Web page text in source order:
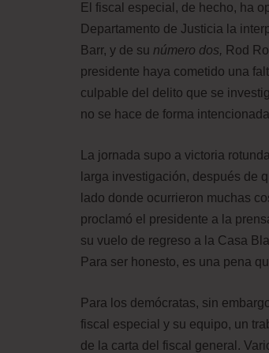
El fiscal especial, de hecho, ha
Departamento de Justicia la
Barr, y de su número dos, Rod
presidente haya cometido una
culpable del delito que se
no se hace de forma
La jornada supo a victoria
larga investigación, después de
lado donde ocurrieron muchas
proclamó el presidente a la
su vuelo de regreso a la Casa
Para ser honesto, es una pena
Para los demócratas, sin
fiscal especial y su equipo, un
de la carta del fiscal general.